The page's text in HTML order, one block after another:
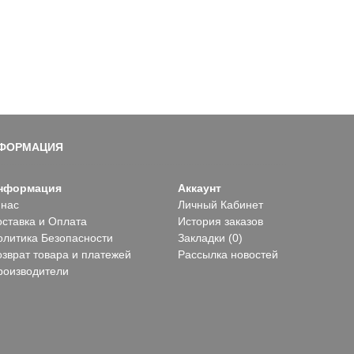
и Оплата
Безопасности
товара и платежей
Аккаунт
Личный Кабинет
История заказов
Закладки (0)
Рассылка новостей